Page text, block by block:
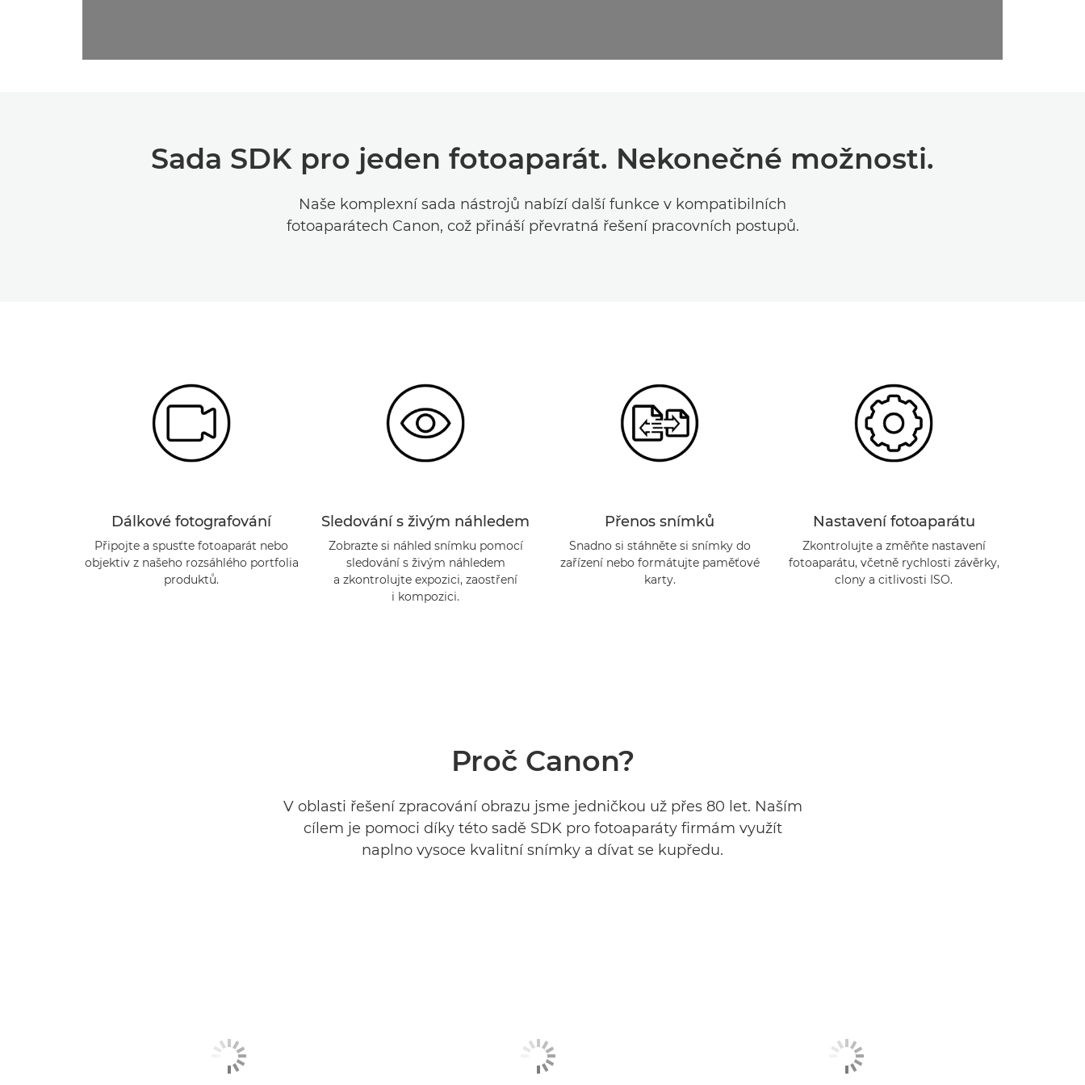
Sada SDK pro jeden fotoaparát. Nekonečné možnosti.
Naše komplexní sada nástrojů nabízí další funkce v kompatibilních
fotoaparátech Canon, což přináší převratná řešení pracovních postupů.
Dálkové fotografování
Připojte a spusťte fotoaparát nebo
objektiv z našeho rozsáhlého portfolia
produktů.
Sledování s živým náhledem
Zobrazte si náhled snímku pomocí
sledování s živým náhledem
a zkontrolujte expozici, zaostření
i kompozici.
Přenos snímků
Snadno si stáhněte si snímky do
zařízení nebo formátujte paměťové
karty.
Nastavení fotoaparátu
Zkontrolujte a změňte nastavení
fotoaparátu, včetně rychlosti závěrky,
clony a citlivosti ISO.
Proč Canon?
V oblasti řešení zpracování obrazu jsme jedničkou už přes 80 let. Naším
cílem je pomoci díky této sadě SDK pro fotoaparáty firmám využít
naplno vysoce kvalitní snímky a dívat se kupředu.